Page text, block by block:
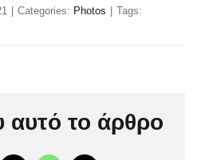
Categories: Photos
Tags:
αυτό το άρθρο